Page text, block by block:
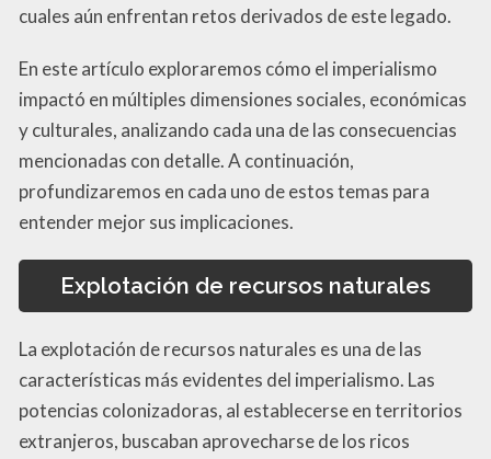
cuales aún enfrentan retos derivados de este legado.
En este artículo exploraremos cómo el imperialismo
impactó en múltiples dimensiones sociales, económicas
y culturales, analizando cada una de las consecuencias
mencionadas con detalle. A continuación,
profundizaremos en cada uno de estos temas para
entender mejor sus implicaciones.
Explotación de recursos naturales
La explotación de recursos naturales es una de las
características más evidentes del imperialismo. Las
potencias colonizadoras, al establecerse en territorios
extranjeros, buscaban aprovecharse de los ricos